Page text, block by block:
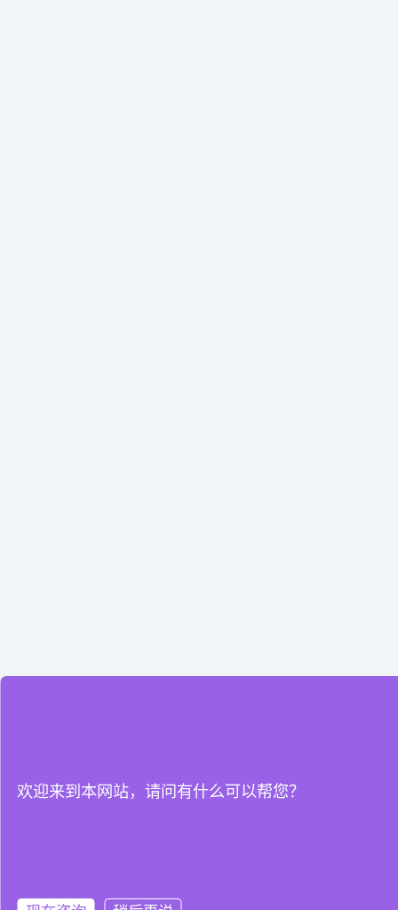
欢迎来到本网站，请问有什么可以帮您？